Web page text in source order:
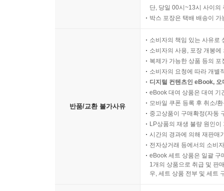
단, 당일 00시~13시 사이의
박스 포장은 택배 배송이
반품/교환 불가사유
소비자의 책임 있는 사유로
소비자의 사용, 포장 개봉
복제가 가능한 상품 등의
소비자의 요청에 따라 개별
디지털 컨텐츠인 eBook,
eBook 대여 상품은 대여 기
모바일 쿠폰 등록 후 취소/
중고상품이 구매확정(자동
LP상품의 재생 불량 원인
시간의 경과에 의해 재판매
전자상거래 등에서의 소비
eBook 세트 상품은 일괄 구
1개의 상품으로 취급 및 판
우, 세트 상품 전부 및 세트